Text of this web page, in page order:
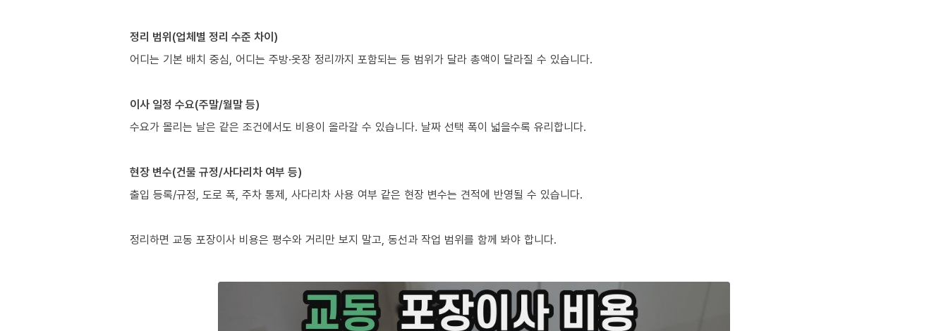
정리 범위(업체별 정리 수준 차이)
어디는 기본 배치 중심, 어디는 주방·옷장 정리까지 포함되는 등 범위가 달라 총액이 달라질 수 있습니다.
이사 일정 수요(주말/월말 등)
수요가 몰리는 날은 같은 조건에서도 비용이 올라갈 수 있습니다. 날짜 선택 폭이 넓을수록 유리합니다.
현장 변수(건물 규정/사다리차 여부 등)
출입 등록/규정, 도로 폭, 주차 통제, 사다리차 사용 여부 같은 현장 변수는 견적에 반영될 수 있습니다.
정리하면 교동 포장이사 비용은 평수와 거리만 보지 말고, 동선과 작업 범위를 함께 봐야 합니다.